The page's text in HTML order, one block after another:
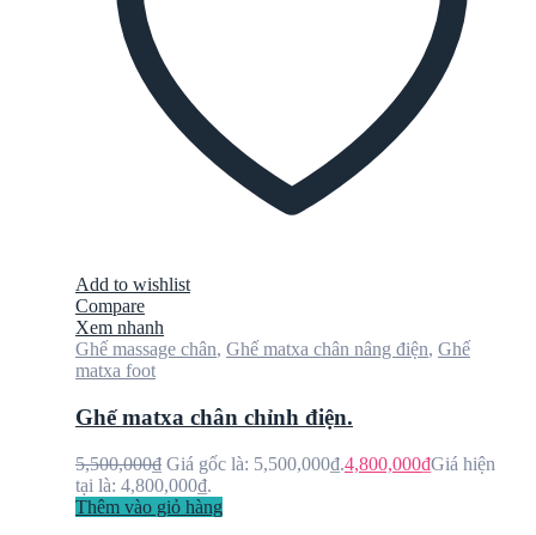
Add to wishlist
Compare
Xem nhanh
Ghế massage chân, Ghế matxa chân nâng điện, Ghế
matxa foot
Ghế matxa chân chỉnh điện.
5,500,000₫ Giá gốc là: 5,500,000₫.4,800,000₫Giá hiện
tại là: 4,800,000₫.
Thêm vào giỏ hàng